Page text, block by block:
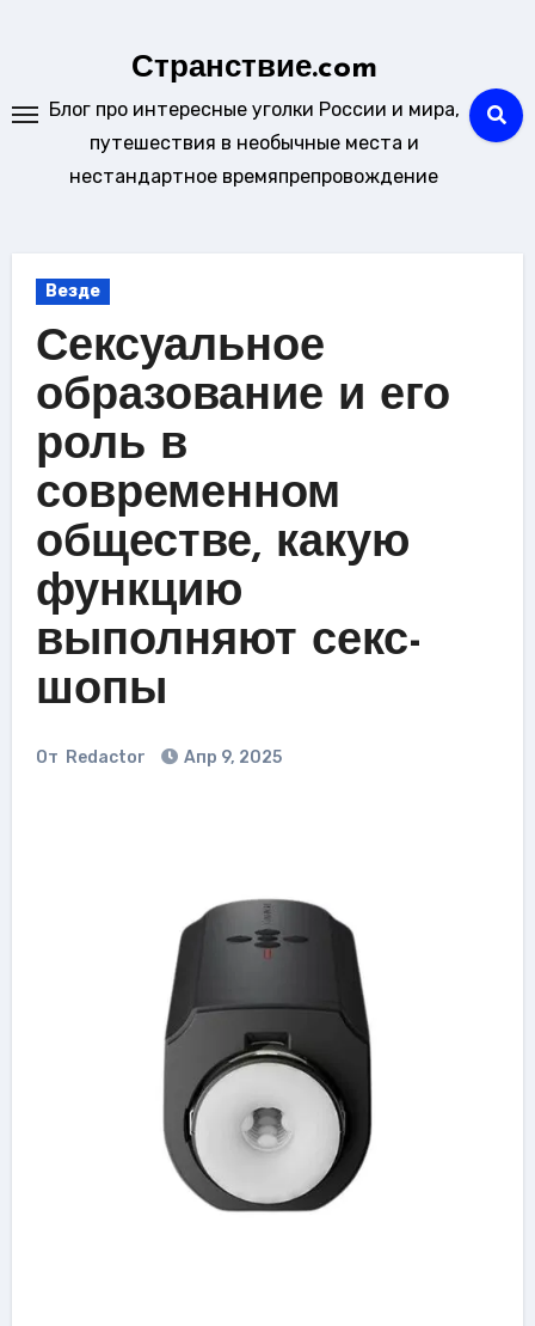
Странствие.com
Блог про интересные уголки России и мира,
путешествия в необычные места и
нестандартное времяпрепровождение
Везде
Сексуальное
образование и его
роль в
современном
обществе, какую
функцию
выполняют секс-
шопы
От Redactor Апр 9, 2025